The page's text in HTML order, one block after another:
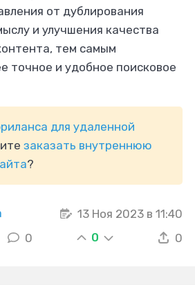
от дублирования
и улучшения качества
тем самым
точное и удобное поисковое
для удаленной
заказать внутреннюю
?
13 Ноя 2023 в 11:40
0 0 0